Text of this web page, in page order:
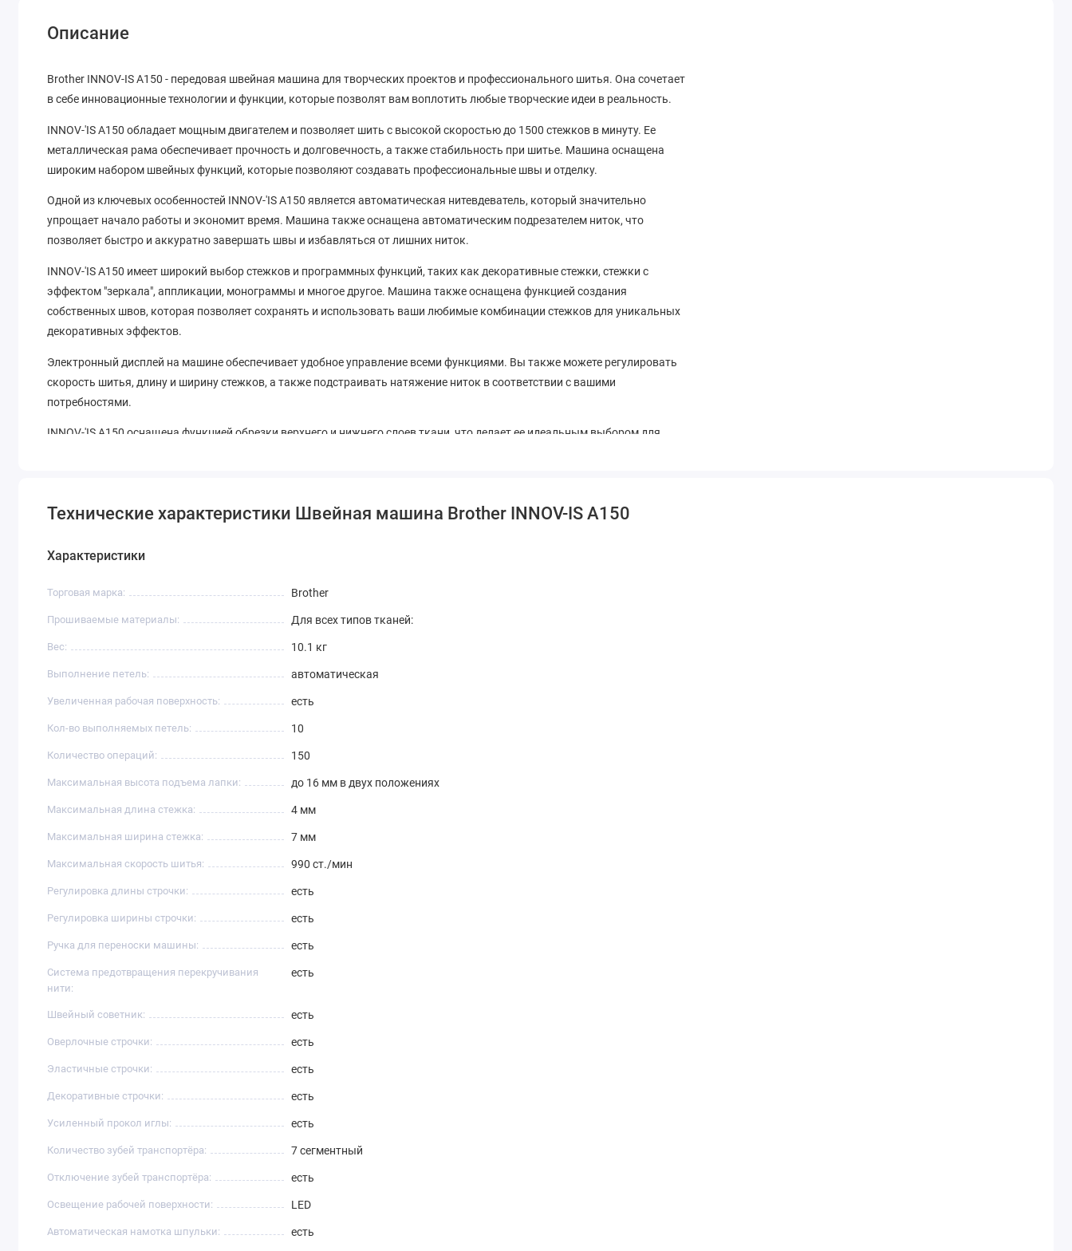
Описание
Brother INNOV-IS A150 - передовая швейная машина для творческих проектов и профессионального шитья. Она сочетает
в себе инновационные технологии и функции, которые позволят вам воплотить любые творческие идеи в реальность.
INNOV-'IS A150 обладает мощным двигателем и позволяет шить с высокой скоростью до 1500 стежков в минуту. Ее
металлическая рама обеспечивает прочность и долговечность, а также стабильность при шитье. Машина оснащена
широким набором швейных функций, которые позволяют создавать профессиональные швы и отделку.
Одной из ключевых особенностей INNOV-'IS A150 является автоматическая нитевдеватель, который значительно
упрощает начало работы и экономит время. Машина также оснащена автоматическим подрезателем ниток, что
позволяет быстро и аккуратно завершать швы и избавляться от лишних ниток.
INNOV-'IS A150 имеет широкий выбор стежков и программных функций, таких как декоративные стежки, стежки с
эффектом "зеркала", аппликации, монограммы и многое другое. Машина также оснащена функцией создания
собственных швов, которая позволяет сохранять и использовать ваши любимые комбинации стежков для уникальных
декоративных эффектов.
Электронный дисплей на машине обеспечивает удобное управление всеми функциями. Вы также можете регулировать
скорость шитья, длину и ширину стежков, а также подстраивать натяжение ниток в соответствии с вашими
потребностями.
INNOV-'IS A150 оснащена функцией обрезки верхнего и нижнего слоев ткани, что делает ее идеальным выбором для
Технические характеристики Швейная машина Brother INNOV-IS A150
Характеристики
Торговая марка: Brother
Прошиваемые материалы: Для всех типов тканей:
Вес: 10.1 кг
Выполнение петель: автоматическая
Увеличенная рабочая поверхность: есть
Кол-во выполняемых петель: 10
Количество операций: 150
Максимальная высота подъема лапки: до 16 мм в двух положениях
Максимальная длина стежка: 4 мм
Максимальная ширина стежка: 7 мм
Максимальная скорость шитья: 990 ст./мин
Регулировка длины строчки: есть
Регулировка ширины строчки: есть
Ручка для переноски машины: есть
Система предотвращения перекручивания
нити:
есть
Швейный советник: есть
Оверлочные строчки: есть
Эластичные строчки: есть
Декоративные строчки: есть
Усиленный прокол иглы: есть
Количество зубей транспортёра: 7 сегментный
Отключение зубей транспортёра: есть
Освещение рабочей поверхности: LED
Автоматическая намотка шпульки: есть